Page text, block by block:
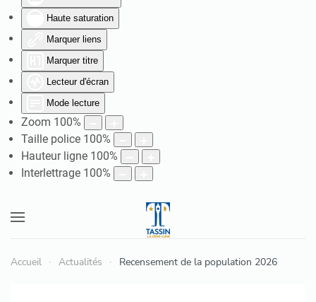
Haute saturation
Marquer liens
Marquer titre
Lecteur d'écran
Mode lecture
Zoom 100%
Taille police 100%
Hauteur ligne 100%
Interlettrage 100%
Accueil Actualités Recensement de la population 2026